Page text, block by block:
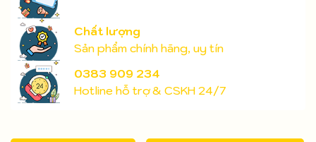
Chất lượng
Sản phẩm chính hãng, uy tín
0383 909 234
Hotline hỗ trợ & CSKH 24/7